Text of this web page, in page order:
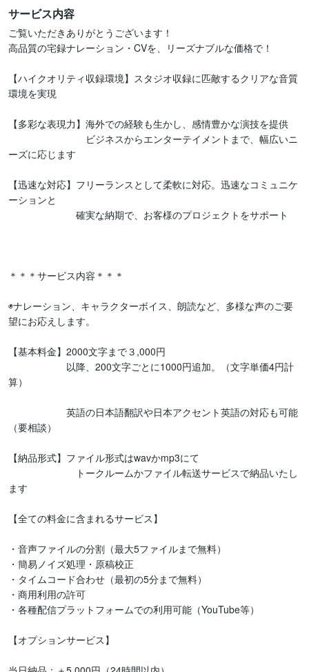
サービス内容
ご覧いただきありがとうございます！
高品質の宅録ナレーション・CVを、リーズナブルな価格で！
【ハイクオリティ収録環境】スタジオ収録に匹敵するクリアな音質
環境を実現
【多彩な表現力】海外での経験も生かし、感情豊かな演技を提供
ビジネスからエンターテイメントまで、幅広いニ
ーズに応じます
【迅速な対応】フリーランスとして柔軟に対応。迅速なコミュニケ
ーションと
確実な納期で、お客様のプロジェクトをサポート
＊＊＊サービス内容＊＊＊
◉ナレーション、キャラクターボイス、朗読など、多様な声のご要
望にお応えします。
【基本料金】2000文字まで３,000円
以降、200文字ごとに1000円追加。（文字単価4円計
算）
英語の日本語翻訳や日本アクセント英語の対応も可能
（要相談）
【納品形式】ファイル形式はwavかmp3にて
トークルームかファイル転送サービスで納品いたし
ます
【全ての料金に含まれるサービス】
・音声ファイルの分割（最大5ファイルまで無料）
・簡易ノイズ処理・原稿校正
・タイムコード合わせ（最初の5分まで無料）
・商用利用の許可
・各種配信プラットフォームでの利用可能（YouTube等）
【オプションサービス】